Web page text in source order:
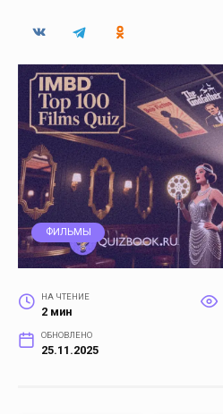
ФИЛЬМЫ
НА ЧТЕНИЕ
2 мин
ОБНОВЛЕНО
25.11.2025